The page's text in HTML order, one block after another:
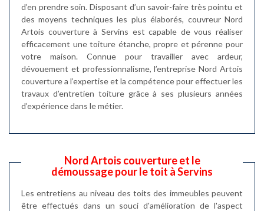
d’en prendre soin. Disposant d’un savoir-faire très pointu et
des moyens techniques les plus élaborés, couvreur Nord
Artois couverture à Servins est capable de vous réaliser
efficacement une toiture étanche, propre et pérenne pour
votre maison. Connue pour travailler avec ardeur,
dévouement et professionnalisme, l’entreprise Nord Artois
couverture a l’expertise et la compétence pour effectuer les
travaux d’entretien toiture grâce à ses plusieurs années
d’expérience dans le métier.
Nord Artois couverture et le
démoussage pour le toit à Servins
Les entretiens au niveau des toits des immeubles peuvent
être effectués dans un souci d'amélioration de l'aspect